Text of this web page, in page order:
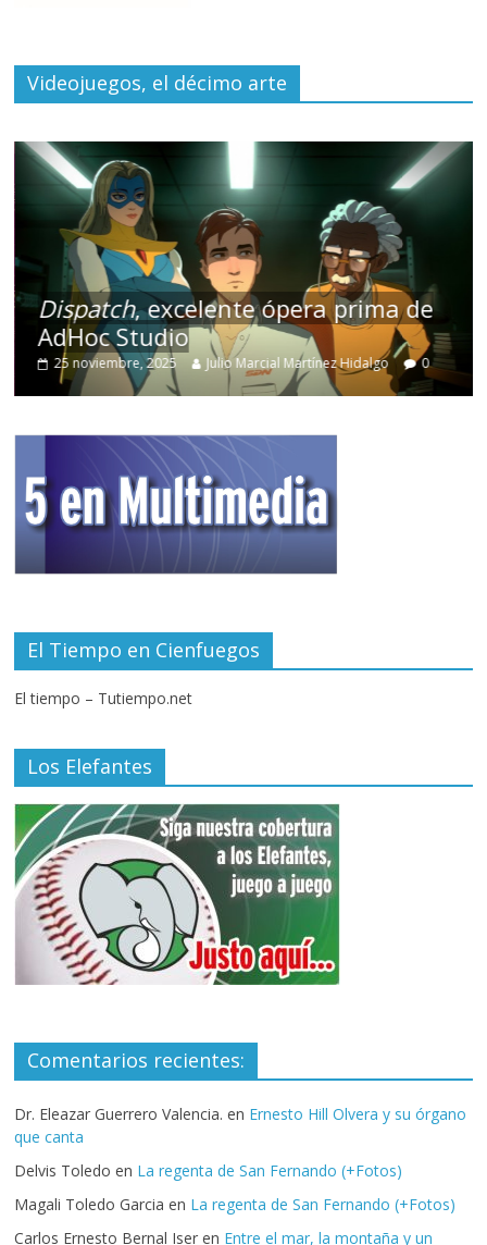
Videojuegos, el décimo arte
Dispatch, excelente ópera prima de
AdHoc Studio
25 noviembre, 2025 Julio Marcial Martínez Hidalgo 0
El Tiempo en Cienfuegos
El tiempo – Tutiempo.net
Los Elefantes
Comentarios recientes:
Dr. Eleazar Guerrero Valencia. en Ernesto Hill Olvera y su órgano
que canta
Delvis Toledo en La regenta de San Fernando (+Fotos)
Magali Toledo Garcia en La regenta de San Fernando (+Fotos)
Carlos Ernesto Bernal Iser en Entre el mar, la montaña y un